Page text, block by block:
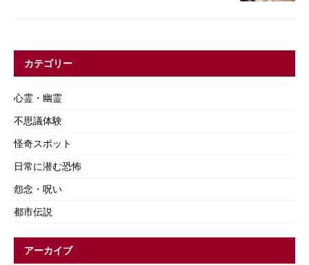
カテゴリー
心霊・幽霊
不思議体験
怪奇スポット
日常に潜む恐怖
怨念・呪い
都市伝説
アーカイブ